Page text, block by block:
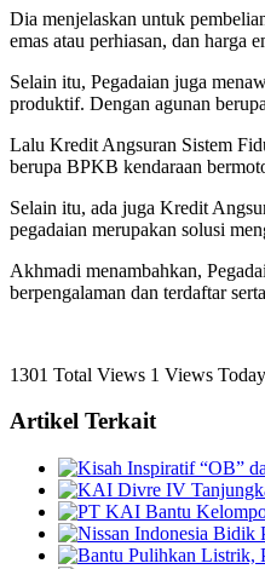
Dia menjelaskan untuk
emas atau perhiasan, dan harga
Selain itu, Pegadaian juga
produktif. Dengan agunan
Lalu Kredit Angsuran Sistem
berupa BPKB kendaraan
Selain itu, ada juga Kredit
pegadaian merupakan solusi
Akhmadi menambahkan,
berpengalaman dan terdaftar
1301 Total Views 1 Views Today
Artikel Terkait